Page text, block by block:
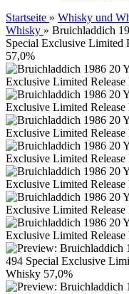
Startseite » Whisky und
Whisky » Bruichladdich
Special Exclusive Limited
57,0%